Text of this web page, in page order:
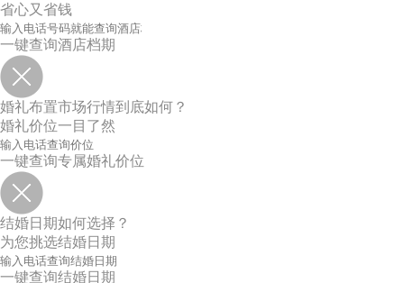
省心又省钱
一键查询酒店档期
婚礼布置市场行情到底如何？
婚礼价位一目了然
一键查询专属婚礼价位
结婚日期如何选择？
为您挑选结婚日期
一键查询结婚日期